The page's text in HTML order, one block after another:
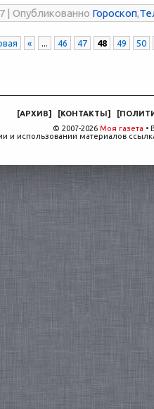
| Опубликованно Гороскоп,
« ... 46 47 48 49 50
[АРХИВ] [КОНТАКТЫ] [
© 2007-2026 Моя газета •
и использовании материалов